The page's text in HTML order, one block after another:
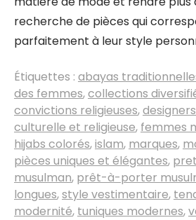
recherche de pièces qui
parfaitement à leur style
Étiquettes : abayas
des femmes,collections
convictions religieuses,designers
culturelle et religieuse, femmes
hijabs colorés,islam, marques,
pièces uniques et élégantes,
musulman, prêt-à-porter
longues,style vestimentaire,
modernité, tuniques modernes,